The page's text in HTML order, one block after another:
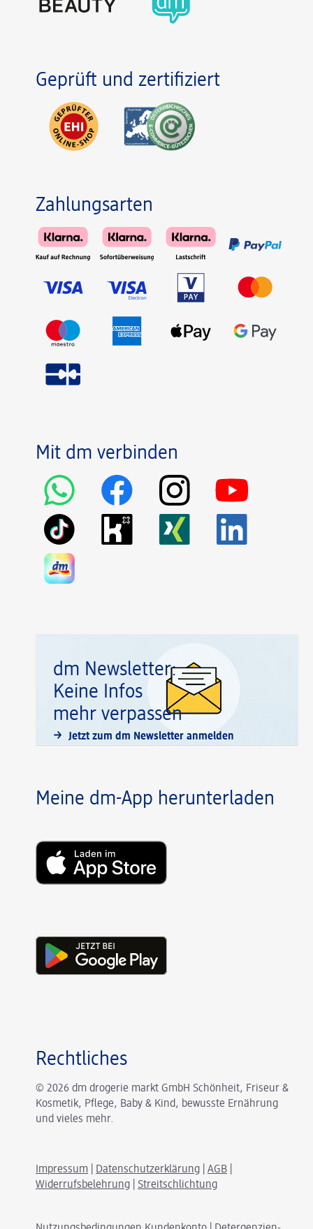
Geprüft und zertifiziert
Zahlungsarten
Mit dm verbinden
dm Newsletter:
Keine Infos
mehr verpassen
Jetzt zum dm Newsletter anmelden
Meine dm-App herunterladen
Rechtliches
© 2026 dm drogerie markt GmbH Schönheit, Friseur &
Kosmetik, Pflege, Baby & Kind, bewusste Ernährung
und vieles mehr.
Impressum Datenschutzerklärung AGB
Widerrufsbelehrung
Streitschlichtung